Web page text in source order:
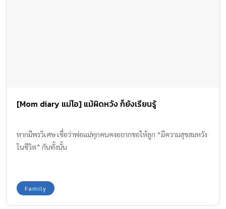
[Mom diary แม่โอ] แม้ผิดหวัง ก็ยังเรียนรู้
หากมีพรวิเศษ เชื่อว่าพ่อแม่ทุกคนคงอยากขอให้ลูก “มีความสุขสมหวัง
ในชีวิต” กันทั้งนั้น
Family